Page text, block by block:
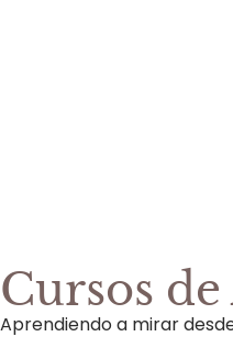
Cursos
Aprendiendo a mirar